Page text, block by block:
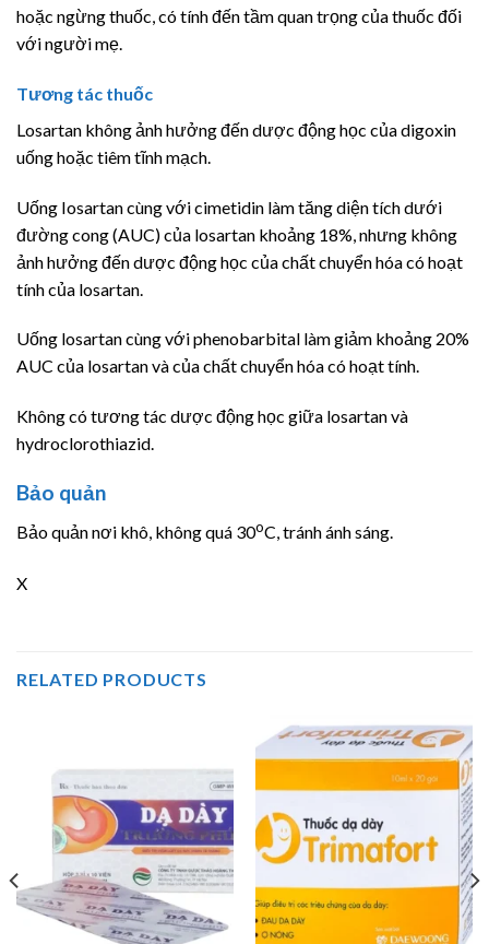
hoặc ngừng thuốc, có tính đến tầm quan trọng của thuốc đối
với người mẹ.
Tương tác thuốc
Losartan không ảnh hưởng đến dược động học của digoxin
uống hoặc tiêm tĩnh mạch.
Uống Iosartan cùng với cimetidin làm tăng diện tích dưới
đường cong (AUC) của losartan khoảng 18%, nhưng không
ảnh hưởng đến dược động học của chất chuyển hóa có hoạt
tính của losartan.
Uống losartan cùng với phenobarbital làm giảm khoảng 20%
AUC của losartan và của chất chuyển hóa có hoạt tính.
Không có tương tác dược động học giữa losartan và
hydroclorothiazid.
Bảo quản
Bảo quản nơi khô, không quá 30oC, tránh ánh sáng.
X
RELATED PRODUCTS